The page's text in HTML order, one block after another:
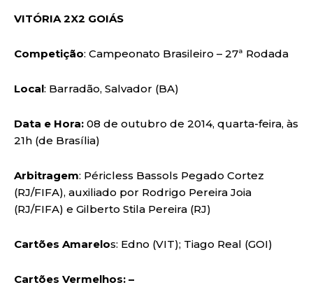
VITÓRIA 2X2 GOIÁS
Competição: Campeonato Brasileiro – 27ª Rodada
Local: Barradão, Salvador (BA)
Data e Hora: 08 de outubro de 2014, quarta-feira, às
21h (de Brasília)
Arbitragem: Péricless Bassols Pegado Cortez
(RJ/FIFA), auxiliado por Rodrigo Pereira Joia
(RJ/FIFA) e Gilberto Stila Pereira (RJ)
Cartões Amarelos: Edno (VIT); Tiago Real (GOI)
Cartões Vermelhos: –